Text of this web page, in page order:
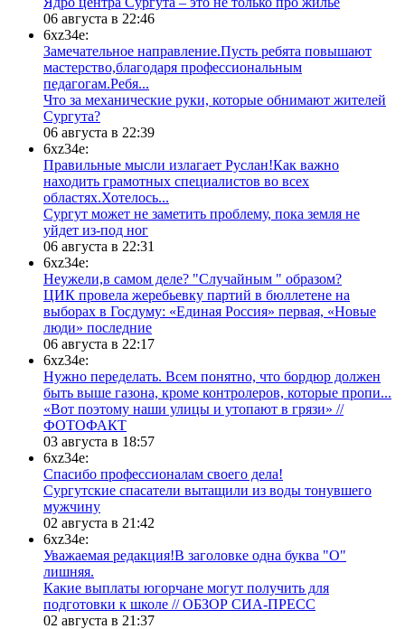
06 августа в 22:46
6xz34e:
Замечательное направление.Пусть ребята повышают
мастерство,благодаря профессиональным
педагогам.Ребя...
​Что за механические руки, которые обнимают жителей
Сургута?
06 августа в 22:39
6xz34e:
Правильные мысли излагает Руслан!Как важно
находить грамотных специалистов во всех
областях.Хотелось...
Сургут может не заметить проблему, пока земля не
уйдет из-под ног
06 августа в 22:31
6xz34e:
Неужели,в самом деле? "Случайным " образом?
ЦИК провела жеребьевку партий в бюллетене на
выборах в Госдуму: «Единая Россия» первая, «Новые
люди» последние
06 августа в 22:17
6xz34e:
Нужно переделать. Всем понятно, что бордюр должен
быть выше газона, кроме контролеров, которые пропи...
«Вот поэтому наши улицы и утопают в грязи» //
ФОТОФАКТ
03 августа в 18:57
6xz34e:
Спасибо профессионалам своего дела!
Сургутские спасатели вытащили из воды тонувшего
мужчину
02 августа в 21:42
6xz34e:
Уважаемая редакция!В заголовке одна буква "О"
лишняя.
Какие выплаты югорчане могут получить для
подготовки к школе // ОБЗОР СИА-ПРЕСС
02 августа в 21:37